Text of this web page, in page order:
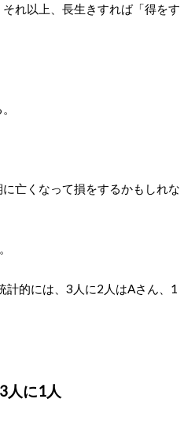
れ以上、長生きすれば「得をす
亡くなって損をするかもしれな
計的には、3人に2人はAさん、1
人に1人